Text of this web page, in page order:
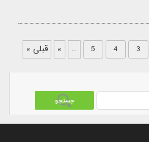
3
4
5
...
» قبلی »